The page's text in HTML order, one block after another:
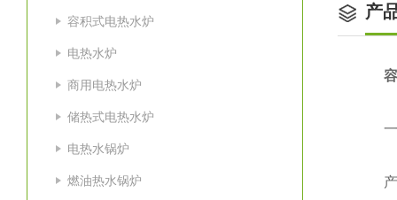
容积式电热水炉
电热水炉
商用电热水炉
储热式电热水炉
电热水锅炉
燃油热水锅炉
产
一
产